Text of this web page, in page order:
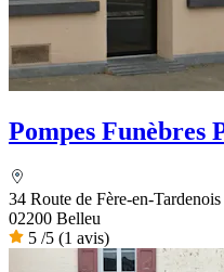
Pompes Funèbres
34 Route de Fère-en-Tardenois
02200 Belleu
5 /5 (1 avis)